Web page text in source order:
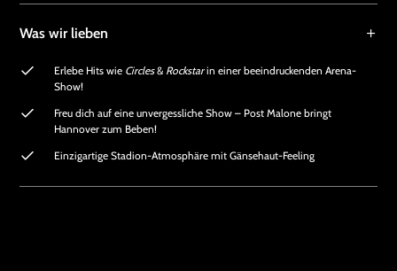
Was wir lieben
Erlebe Hits wie Circles& Rockstarin einer beeindruckenden Arena-
Show!
Freu dich auf eine unvergessliche Show – Post Malone bringt
Hannover zum Beben!
Einzigartige Stadion-Atmosphäre mit Gänsehaut-Feeling